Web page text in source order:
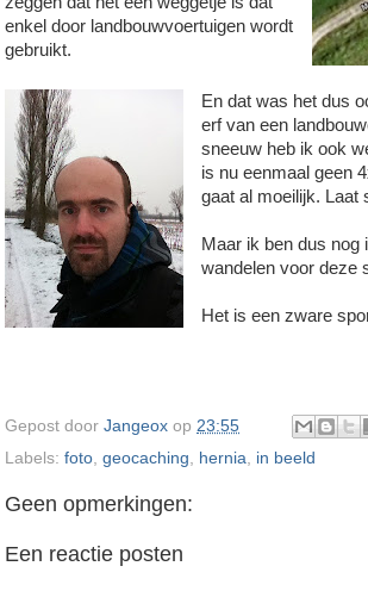
enkel door landbouwvoertuigen wordt
gebruikt.
En dat was het dus
erf van een
sneeuw heb ik ook
is nu eenmaal geen
gaat al moeilijk. Laat
Maar ik ben dus nog
wandelen voor deze
Het is een zware
Gepost door Jangeox op 23:55
Labels: foto, geocaching, hernia, in beeld
Geen opmerkingen:
Een reactie posten